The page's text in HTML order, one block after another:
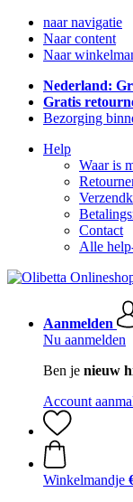
naar navigatie
Naar content
Naar
Nederland:
Gratis
Bezorging
Help
Waar is
Contact
Alle
Aanmelden
Nu aanmelden
Ben je nieuw
Account
Winkelmandje